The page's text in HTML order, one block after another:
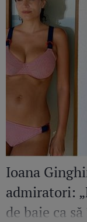
Ioana
admiratori:
de baie ca